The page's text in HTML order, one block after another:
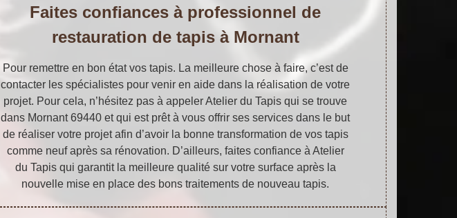
Faites confiances à professionnel de
restauration de tapis à Mornant
Pour remettre en bon état vos tapis. La meilleure chose à faire, c’est de
contacter les spécialistes pour venir en aide dans la réalisation de votre
projet. Pour cela, n’hésitez pas à appeler Atelier du Tapis qui se trouve
dans Mornant 69440 et qui est prêt à vous offrir ses services dans le but
de réaliser votre projet afin d’avoir la bonne transformation de vos tapis
comme neuf après sa rénovation. D’ailleurs, faites confiance à Atelier
du Tapis qui garantit la meilleure qualité sur votre surface après la
nouvelle mise en place des bons traitements de nouveau tapis.